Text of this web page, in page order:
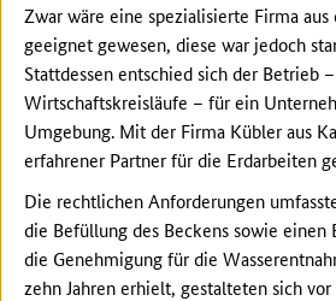
Zwar wäre eine spezialisierte Firma
geeignet gewesen, diese war jedoch
Stattdessen entschied sich der Betrieb
Wirtschaftskreisläufe – für ein
Umgebung. Mit der Firma Kübler aus
erfahrener Partner für die Erdarbeiten
Die rechtlichen Anforderungen
die Befüllung des Beckens sowie einen
die Genehmigung für die
zehn Jahren erhielt, gestalteten sich